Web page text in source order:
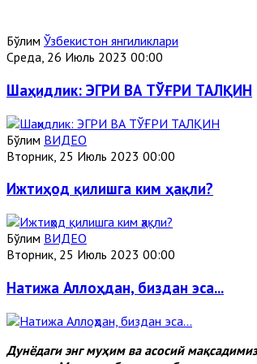
Бўлим Ўзбекистон янгиликлари
Среда, 26 Июль 2023 00:00
Шаҳидлик: ЭГРИ ВА ТЎҒРИ ТАЛҚИН
Бўлим ВИДЕО
Вторник, 25 Июль 2023 00:00
Ижтиҳод қилишга ким ҳақли?
Бўлим ВИДЕО
Вторник, 25 Июль 2023 00:00
Натижа Аллоҳдан, биздан эса...
Дунёдаги энг муҳим ва асосий